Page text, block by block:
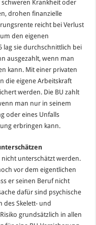
Krankheit oder
drohen finanzielle
reicht bei Verlust
den eigenen
lag sie durchschnittlich bei
ausgezahlt, wenn man
kann. Mit einer privaten
die eigene Arbeitskraft
werden. Die BU zahlt
man nur in seinem
oder eines Unfalls
erbringen kann.
nicht unterschätzt werden.
vor dem eigentlichen
er seinen Beruf nicht
dafür sind psychische
des Skelett- und
grundsätzlich in allen